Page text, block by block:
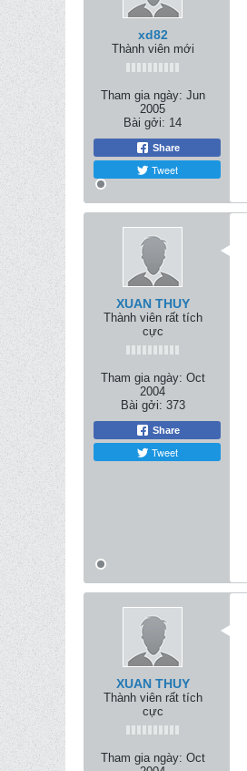
xd82
Thành viên mới
Tham gia ngày: Jun
2005
Bài gởi: 14
Share
Tweet
XUAN THUY
Thành viên rất tích
cực
Tham gia ngày: Oct
2004
Bài gởi: 373
Share
Tweet
XUAN THUY
Thành viên rất tích
cực
Tham gia ngày: Oct